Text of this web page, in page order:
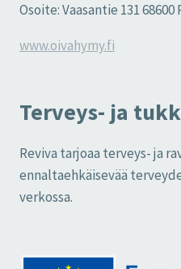
Osoite: Vaasantie 131 68600
www.oivahymy.fi
Terveys- ja
Reviva tarjoaa terveys- ja
ennaltaehkäisevää
verkossa.